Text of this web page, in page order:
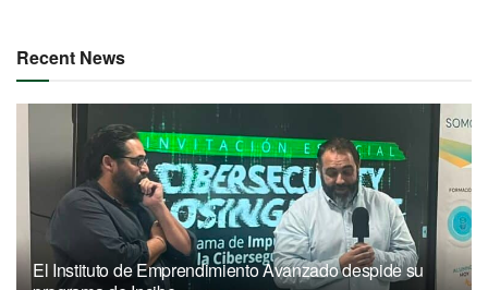
Recent News
El Instituto de Emprendimiento Avanzado despide su